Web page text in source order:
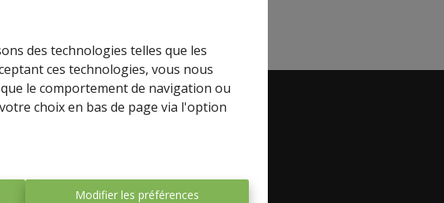
des technologies telles que les
ces technologies, vous nous
le comportement de navigation ou
choix en bas de page via l'option
Modifier les préférences